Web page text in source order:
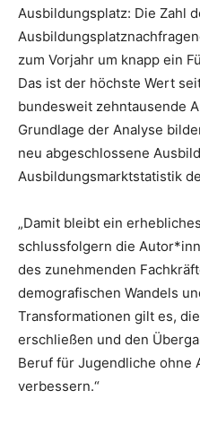
Ausbildungsplatz: Die Zahl
zum Vorjahr um knapp ein
Das ist der höchste Wert
bundesweit zehntausende
Grundlage der Analyse
neu abgeschlossene
Ausbildungsmarktstatistik
„Damit bleibt ein
schlussfolgern die
des zunehmenden
demografischen Wandels
Transformationen gilt es,
erschließen und den
Beruf für Jugendliche ohne
verbessern.“